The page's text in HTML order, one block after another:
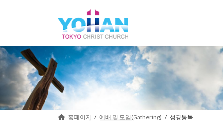
홈페이지 예배 및 모임(Gathering) 성경통독